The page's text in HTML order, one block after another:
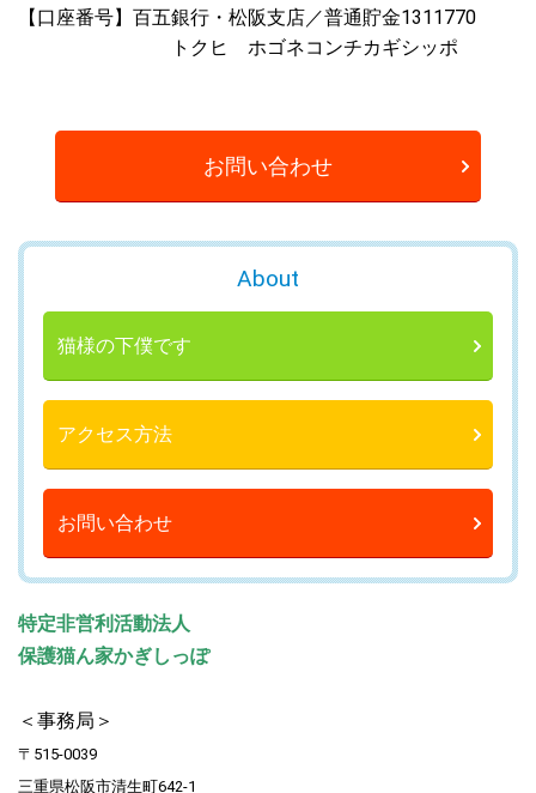
【口座番号】百五銀行・松阪支店／普通貯金1311770
トクヒ ホゴネコンチカギシッポ
お問い合わせ
About
猫様の下僕です
アクセス方法
お問い合わせ
特定非営利活動法人
保護猫ん家かぎしっぽ
＜事務局＞
〒515-0039
三重県松阪市清生町642-1